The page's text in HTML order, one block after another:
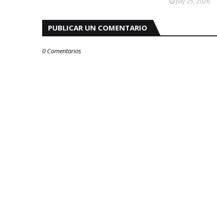
PUBLICAR UN COMENTARIO
0 Comentarios